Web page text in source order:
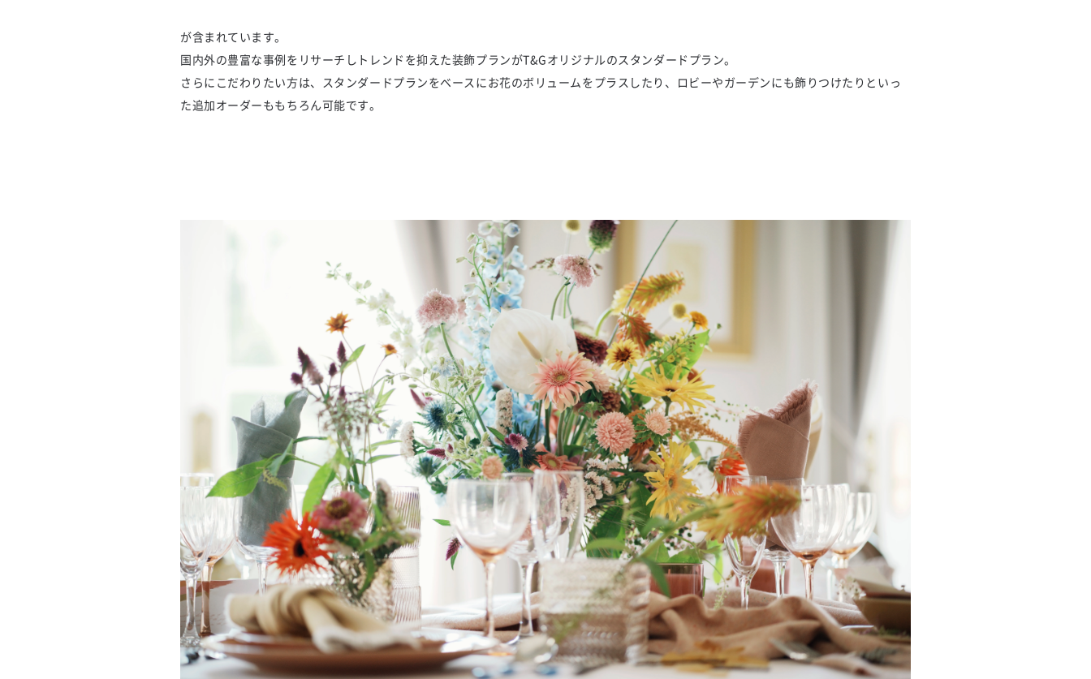
が含まれています。
国内外の豊富な事例をリサーチしトレンドを抑えた装飾プランがT&Gオリジナルのスタンダードプラン。
さらにこだわりたい方は、スタンダードプランをベースにお花のボリュームをプラスしたり、ロビーやガーデンにも飾りつけたりといっ
た追加オーダーももちろん可能です。